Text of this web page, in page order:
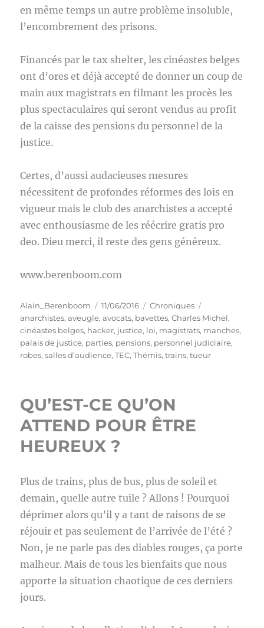
en même temps un autre problème insoluble,
l’encombrement des prisons.
Financés par le tax shelter, les cinéastes belges
ont d’ores et déjà accepté de donner un coup de
main aux magistrats en filmant les procès les
plus spectaculaires qui seront vendus au profit
de la caisse des pensions du personnel de la
justice.
Certes, d’aussi audacieuses mesures
nécessitent de profondes réformes des lois en
vigueur mais le club des anarchistes a accepté
avec enthousiasme de les réécrire gratis pro
deo. Dieu merci, il reste des gens généreux.
www.berenboom.com
Auteur
Alain_Berenboom
Publié
le
11/06/2016 Catégories
Chroniques
anarchistes,aveugle,avocats, bavettes,Charles Michel,
cinéastes belges, hacker, justice, loi, magistrats, manches,
palais de justice, parties, pensions, personnel judiciaire,
robes,salles d’audience,TEC,Thémis,trains,tueur
QU’EST-CE QU’ON
ATTEND POUR ÊTRE
HEUREUX ?
Plus de trains, plus de bus, plus de soleil et
demain, quelle autre tuile ? Allons ! Pourquoi
déprimer alors qu’il y a tant de raisons de se
réjouir et pas seulement de l’arrivée de l’été ?
Non, je ne parle pas des diables rouges, ça porte
malheur. Mais de tous les bienfaits que nous
apporte la situation chaotique de ces derniers
jours.